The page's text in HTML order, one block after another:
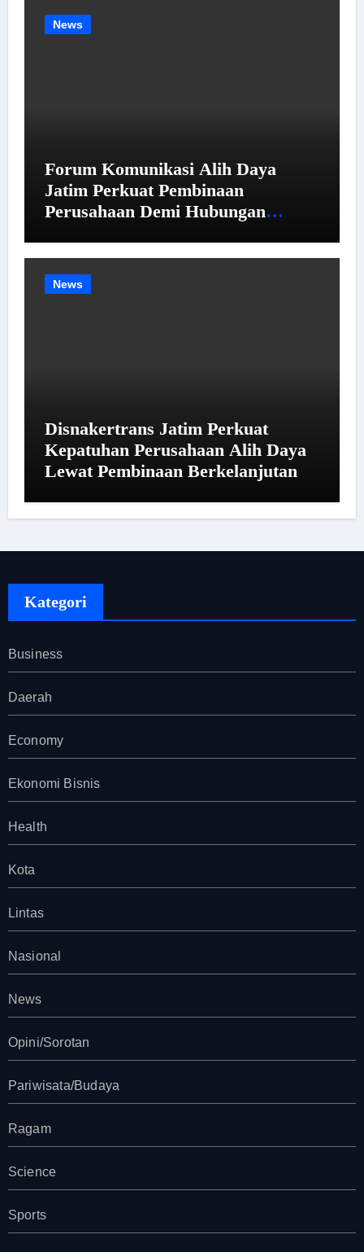
Menurun
News
Forum Komunikasi Alih Daya
Jatim Perkuat Pembinaan
Perusahaan Demi Hubungan
News
Disnakertrans Jatim Perkuat
Kepatuhan Perusahaan Alih Daya
Lewat Pembinaan Berkelanjutan
Kategori
Business
Daerah
Economy
Ekonomi Bisnis
Health
Kota
Lintas
Nasional
News
Opini/Sorotan
Pariwisata/Budaya
Ragam
Science
Sports